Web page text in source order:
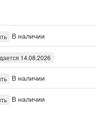
В наличии
14.08.2026
В наличии
В наличии